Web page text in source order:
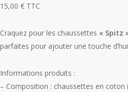
15,00 € TTC
Craquez pour les chaussettes « Spitz
parfaites pour ajouter une touche
Informations produits :
– Composition : chaussettes en coton